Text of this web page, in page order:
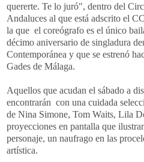
quererte. Te lo juró", dentro del
Andaluces al que está adscrito el
la que el coreógrafo es el único
décimo aniversario de singladura
Contemporánea y que se estrenó
Gades de Málaga.
Aquellos que acudan el sábado a
encontrarán con una cuidada
de Nina Simone, Tom Waits, Lila
proyecciones en pantalla que
personaje, un naufrago en las
artística.